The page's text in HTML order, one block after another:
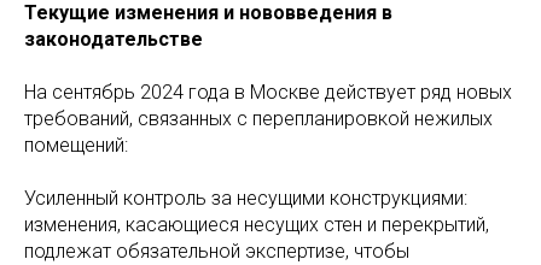
Текущие изменения и нововведения в
законодательстве
На сентябрь 2024 года в Москве действует ряд новых
требований, связанных с перепланировкой нежилых
помещений:
Усиленный контроль за несущими конструкциями:
изменения, касающиеся несущих стен и перекрытий,
подлежат обязательной экспертизе, чтобы